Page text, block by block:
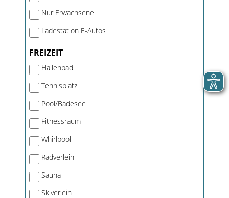
Nur Erwachsene
Ladestation E-Autos
FREIZEIT
Hallenbad
Tennisplatz
Pool/Badesee
Fitnessraum
Whirlpool
Radverleih
Sauna
Skiverleih